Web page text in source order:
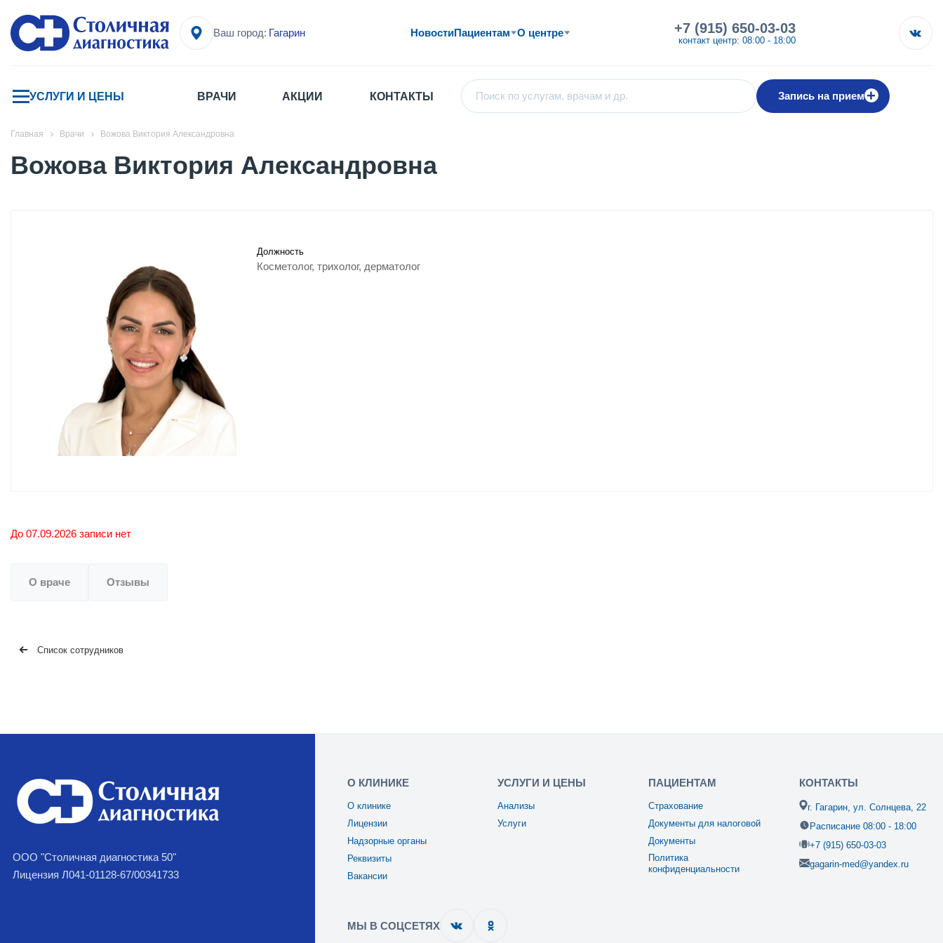
Ваш город: Гагарин НовостиПациентам О центре +7 (915) 650-03-03
контакт центр: 08:00 - 18:00
УСЛУГИ И ЦЕНЫ ВРАЧИ АКЦИИ КОНТАКТЫ Запись на прием +
Главная Врачи Вожова Виктория Александровна
Вожова Виктория Александровна
Должность
Косметолог, трихолог, дерматолог
До 07.09.2026 записи нет
О враче Отзывы
Список сотрудников
ООО "Столичная диагностика 50"
Лицензия Л041-01128-67/00341733
О КЛИНИКЕ
О клинике
Лицензии
Надзорные органы
Реквизиты
Вакансии
УСЛУГИ И ЦЕНЫ
Анализы
Услуги
ПАЦИЕНТАМ
Страхование
Документы для налоговой
Документы
Политика
конфиденциальности
КОНТАКТЫ
г. Гагарин, ул. Солнцева, 22
Расписание 08:00 - 18:00
+7 (915) 650-03-03
gagarin-med@yandex.ru
МЫ В СОЦСЕТЯХ